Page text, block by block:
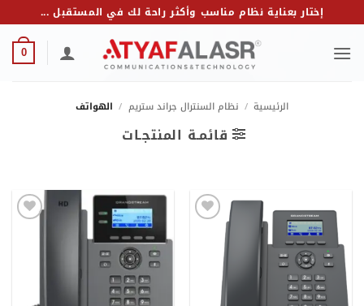
للمحتوى
إختار بعناية نظام مناسب وأكثر راحة لك في المستقبل ...
0
الرئيسية / نظام السنترال جراند ستريم / الهواتف
قائمـة المنتجـات